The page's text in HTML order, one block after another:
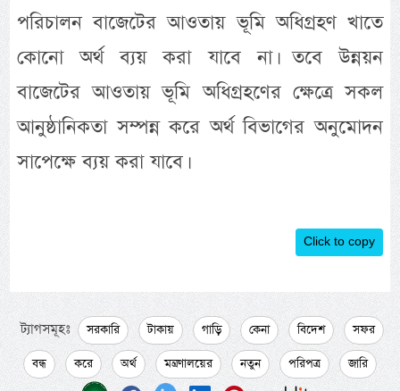
পরিচালন বাজেটের আওতায় ভূমি অধিগ্রহণ খাতে
কোনো অর্থ ব্যয় করা যাবে না। তবে উন্নয়ন
বাজেটের আওতায় ভূমি অধিগ্রহণের ক্ষেত্রে সকল
আনুষ্ঠানিকতা সম্পন্ন করে অর্থ বিভাগের অনুমোদন
সাপেক্ষে ব্যয় করা যাবে।
Click to copy
ট্যাগসমূহঃ সরকারি টাকায় গাড়ি কেনা বিদেশ
সফর
বন্ধ
করে অর্থ মন্ত্রণালয়ের নতুন পরিপত্র জারি